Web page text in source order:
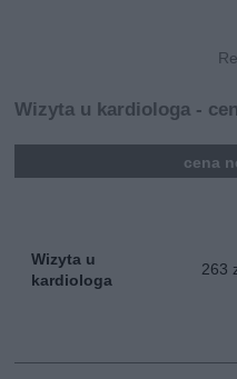
Wizyta u kardiologa -
cena
Wizyta u
kardiologa
263